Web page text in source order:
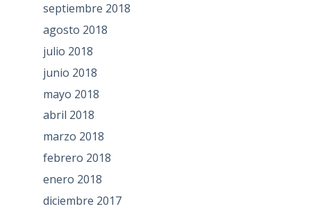
septiembre 2018
agosto 2018
julio 2018
junio 2018
mayo 2018
abril 2018
marzo 2018
febrero 2018
enero 2018
diciembre 2017